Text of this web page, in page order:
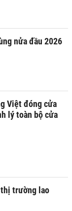
nửa đầu 2026
Việt đóng cửa
lý toàn bộ cửa
trường lao